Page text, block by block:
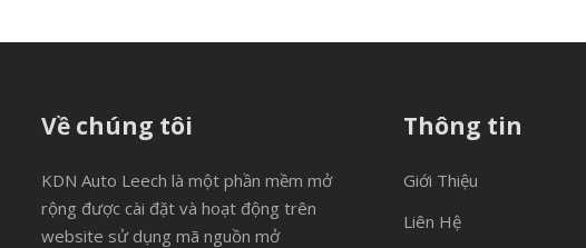
Về chúng tôi
KDN Auto Leech là một phần mềm mở
rộng được cài đặt và hoạt động trên
website sử dụng mã nguồn mở
Thông tin
Giới Thiệu
Liên Hệ